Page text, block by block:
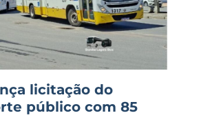
licitação do
público com 85